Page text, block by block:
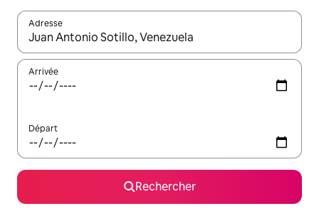
Adresse
Lorsque les résultats s'affichent, utilisez les flèches vers le
Arrivée
Départ
Rechercher